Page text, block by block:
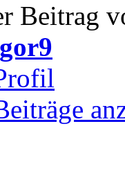
Beitrag